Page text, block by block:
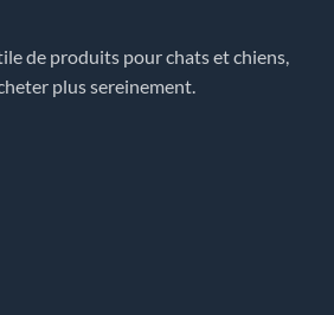
de produits pour chats et chiens,
plus sereinement.